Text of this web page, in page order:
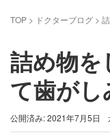
TOP > ドクターブログ >
詰め物を
て歯がし
公開済み: 2021年7月5日